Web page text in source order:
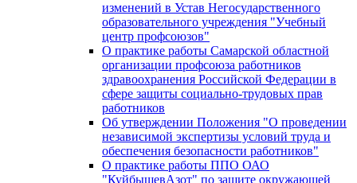
изменений в Устав Негосударственного
образовательного учреждения "Учебный
центр профсоюзов"
О практике работы Самарской областной
организации профсоюза работников
здравоохранения Российской Федерации в
сфере защиты социально-трудовых прав
работников
Об утверждении Положения "О проведении
независимой экспертизы условий труда и
обеспечения безопасности работников"
О практике работы ППО ОАО
"КуйбышевАзот" по защите окружающей